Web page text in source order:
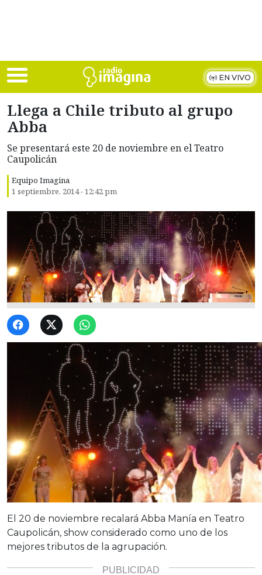
EN VIVO
Llega a Chile tributo al grupo
Abba
Se presentará este 20 de noviembre en el Teatro
Caupolicán
Equipo Imagina
1 septiembre, 2014 - 12:42 pm
El 20 de noviembre recalará Abba Manía en Teatro
Caupolicán, show considerado como uno de los
mejores tributos de la agrupación.